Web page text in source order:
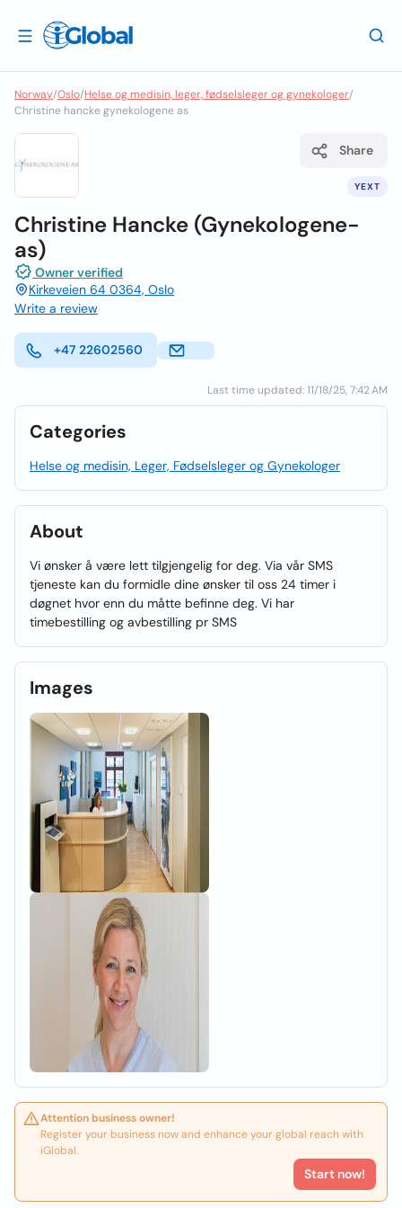
Norway/Oslo/Helse og medisin, leger, fødselsleger og gynekologer/
Christine hancke gynekologene as
YEXT
Share
Christine Hancke (Gynekologene-
as)
Owner verified
Kirkeveien 64 0364, Oslo
Write a review
+47 22602560
Last time updated: 11/18/25, 7:42 AM
Categories
Helse og medisin, Leger, Fødselsleger og Gynekologer
About
Vi ønsker å være lett tilgjengelig for deg. Via vår SMS
tjeneste kan du formidle dine ønsker til oss 24 timer i
døgnet hvor enn du måtte befinne deg. Vi har
timebestilling og avbestilling pr SMS
Images
Attention business owner!
Register your business now and enhance your global reach with
iGlobal.
Start now!